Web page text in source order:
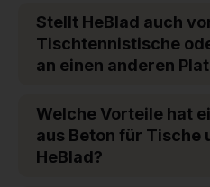
Stellt HeBlad auch
Tischtennistische
an einen anderen
Welche Vorteile hat
aus Beton für Tische
HeBlad?